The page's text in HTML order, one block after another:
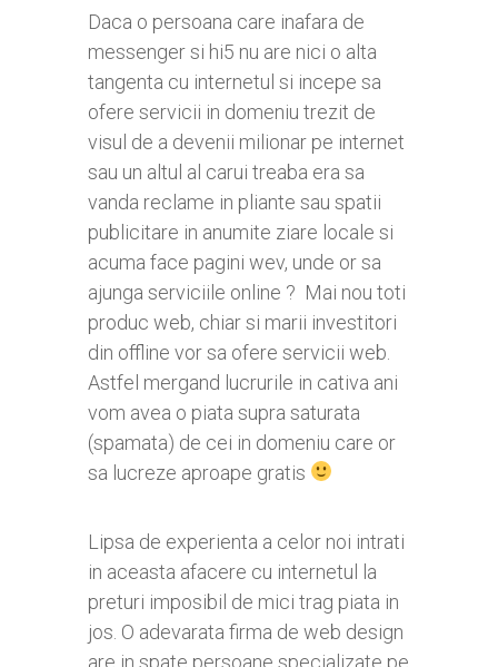
Daca o persoana care inafara de
messenger si hi5 nu are nici o alta
tangenta cu internetul si incepe sa
ofere servicii in domeniu trezit de
visul de a devenii milionar pe internet
sau un altul al carui treaba era sa
vanda reclame in pliante sau spatii
publicitare in anumite ziare locale si
acuma face pagini wev, unde or sa
ajunga serviciile online ? Mai nou toti
produc web, chiar si marii investitori
din offline vor sa ofere servicii web.
Astfel mergand lucrurile in cativa ani
vom avea o piata supra saturata
(spamata) de cei in domeniu care or
sa lucreze aproape gratis
Lipsa de experienta a celor noi intrati
in aceasta afacere cu internetul la
preturi imposibil de mici trag piata in
jos. O adevarata firma de web design
are in spate persoane specializate pe